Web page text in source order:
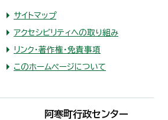
サイトマップ
アクセシビリティへの取り組み
リンク・著作権・免責事項
このホームページについて
阿寒町行政センター